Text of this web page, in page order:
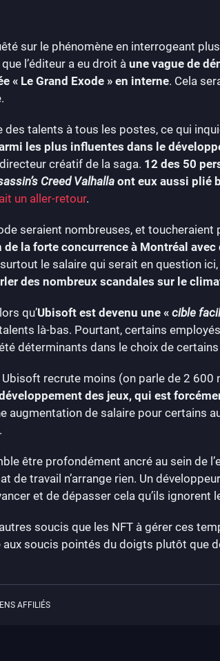
sur le phénomène en interrogeant
l’éditeur a eu droit à une vague de
« Le Grand Exode » en interne. Cela
des talents à tous les postes, ce qui
les plus influentes dans le
créatif de la saga. 12 des 50
Creed Valhalla ont eux aussi plié
un aller-retour.
seraient nombreuses, et
la forte concurrence à Montréal
surtout le salaire qui serait en question
des nombreux scandales sur le
qu’Ubisoft est devenu une « cible
là-bas. Pourtant, certains
déterminants dans le choix de
recrute moins (on parle de 2 600
des jeux, qui est
augmentation de salaire pour certains
être profondément ancré au sein de
de travail n’arrange rien. Un
et de dépasser cela qu’ils
soucis que les NFT à gérer ces
aux soucis pointés du doigts plutôt que
AFFILIÉS